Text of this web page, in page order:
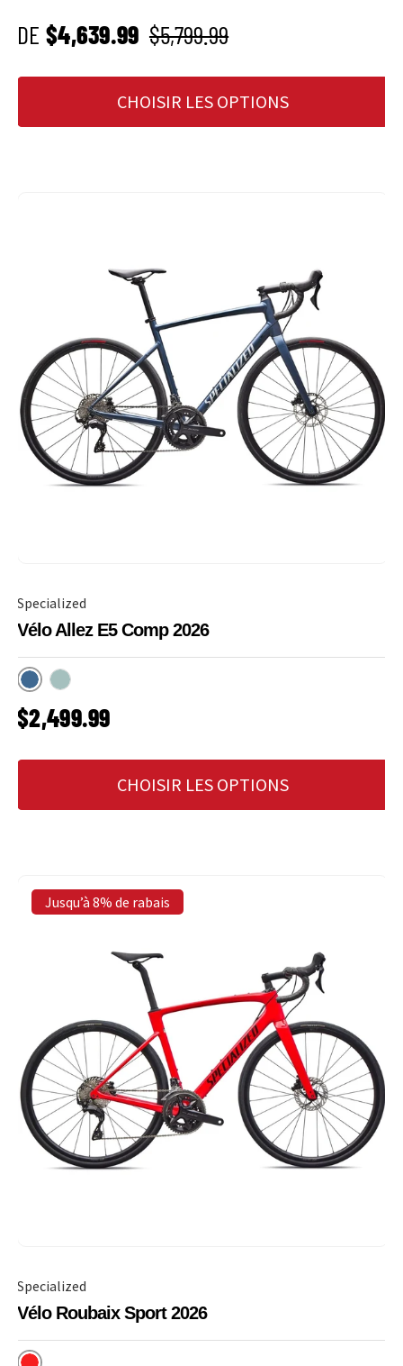
PRIX SOLDÉ
DE $4,639.99 Prix habituel
$5,799.99
CHOISIR LES OPTIONS
Specialized
Vélo Allez E5 Comp 2026
Cast BlueDolomite
PRIX HABITUEL
$2,499.99
CHOISIR LES OPTIONS
Jusqu’à 8% de rabais
Specialized
Vélo Roubaix Sport 2026